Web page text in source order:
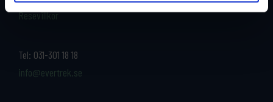
Tel: 031-301 18 18
info@evertrek.se
Resevillkor